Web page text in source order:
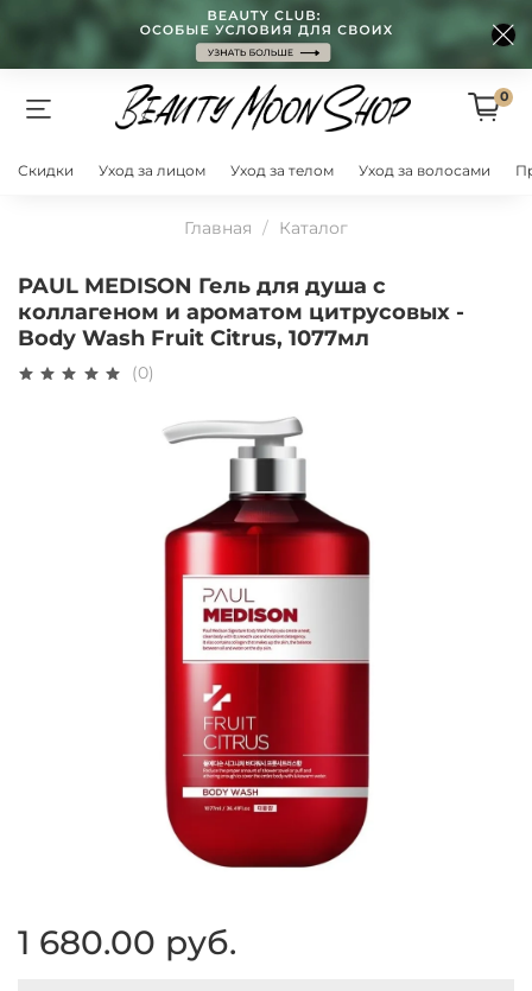
0
Скидки Уход за лицом Уход за телом Уход за волосами
Главная Каталог
PAUL MEDISON Гель для душа с
коллагеном и ароматом цитрусовых -
Body Wash Fruit Citrus, 1077мл
(0)
1 680.00 руб.